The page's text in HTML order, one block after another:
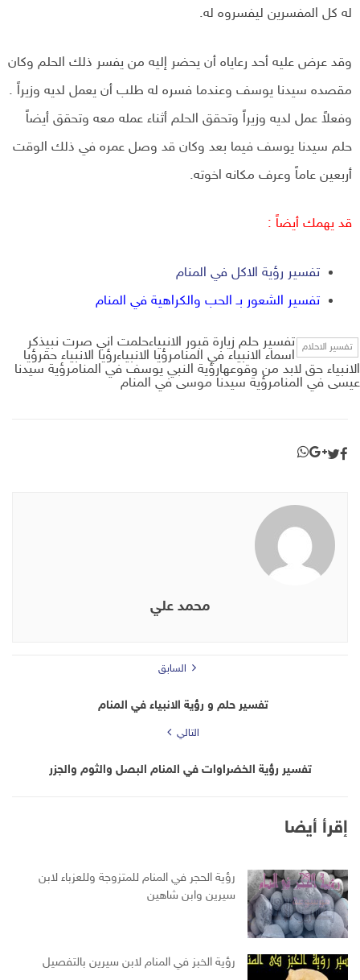
له كل المفسرين ليفسروه له.
وقد عرض عليه أحد رعاياه أن يحضر إليه من يفسر ذلك الحلم وكان
مقصده سيدنا يوسف وعندما فسره له طلب أن يعمل لديه وزيراً .
وفعلاً عمل لديه وزيراً وتحقق الحلم أثناء عمله معه وتحقق أيضاً
حلم سيدنا يوسف فيما بعد وكان قد وصل عمره في ذلك الوقت
أربعين عاماً وعرف مكانه اخوته.
قد يهمك أيضاً :
تفسير رؤية الاكل في المنام
تفسير الشعور بـ الحب والكراهية في المنام
تفسير الاحلام
تفسير حلم زيارة قبور الانبياءحلمت اني صرت نبيذكر
اسماء الانبياء في المنامرؤيا الانبياءرؤيا الانبياء حقرؤيا
الانبياء حق لابد من وقوعهارؤية النبي يوسف في المنامرؤية سيدنا
عيسى في المنامرؤية سيدنا موسى في المنام
محمد علي
السابق
تفسير حلم و رؤية الانبياء في المنام
التالي
تفسير رؤية الخضراوات في المنام البصل والثوم والجزر
إقرأ أيضا
رؤية الحجر في المنام للمتزوجة وللعزباء لابن
سيرين وابن شاهين
رؤية الخبز في المنام لابن سيرين بالتفصيل